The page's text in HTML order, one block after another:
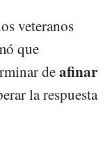
veteranos
que
deafinar
la respuesta